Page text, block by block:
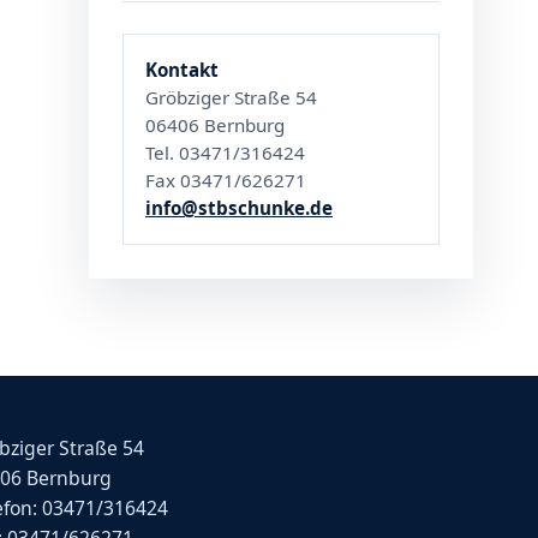
Kontakt
Gröbziger Straße 54
06406 Bernburg
Tel. 03471/316424
Fax 03471/626271
info@stbschunke.de
Straße 54
Bernburg
03471/316424